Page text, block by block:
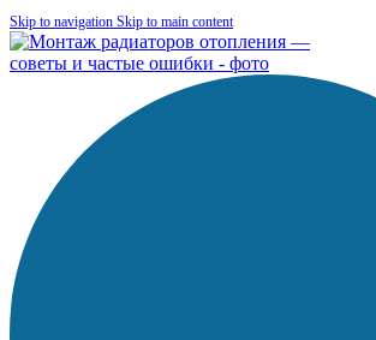
Skip to navigation Skip to main content